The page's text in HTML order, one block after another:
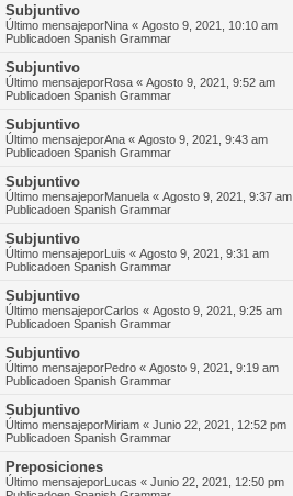
Subjuntivo
Último mensajeporNina « Agosto 9, 2021, 10:10 am
Publicadoen Spanish Grammar
Subjuntivo
Último mensajeporRosa « Agosto 9, 2021, 9:52 am
Publicadoen Spanish Grammar
Subjuntivo
Último mensajeporAna « Agosto 9, 2021, 9:43 am
Publicadoen Spanish Grammar
Subjuntivo
Último mensajeporManuela « Agosto 9, 2021, 9:37 am
Publicadoen Spanish Grammar
Subjuntivo
Último mensajeporLuis « Agosto 9, 2021, 9:31 am
Publicadoen Spanish Grammar
Subjuntivo
Último mensajeporCarlos « Agosto 9, 2021, 9:25 am
Publicadoen Spanish Grammar
Subjuntivo
Último mensajeporPedro « Agosto 9, 2021, 9:19 am
Publicadoen Spanish Grammar
Subjuntivo
Último mensajeporMiriam « Junio 22, 2021, 12:52 pm
Publicadoen Spanish Grammar
Preposiciones
Último mensajeporLucas « Junio 22, 2021, 12:50 pm